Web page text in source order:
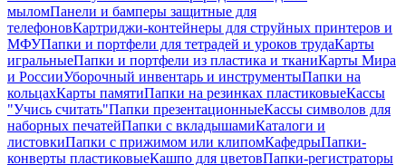
мыломПанели и бамперы защитные для
телефоновКартриджи-контейнеры для струйных принтеров и
МФУПапки и портфели для тетрадей и уроков трудаКарты
игральныеПапки и портфели из пластика и тканиКарты Мира
и РоссииУборочный инвентарь и инструментыПапки на
кольцахКарты памятиПапки на резинках пластиковыеКассы
"Учись считать"Папки презентационныеКассы символов для
наборных печатейПапки с вкладышамиКаталоги и
листовкиПапки с прижимом или клипомКафедрыПапки-
конверты пластиковыеКашпо для цветовПапки-регистраторы